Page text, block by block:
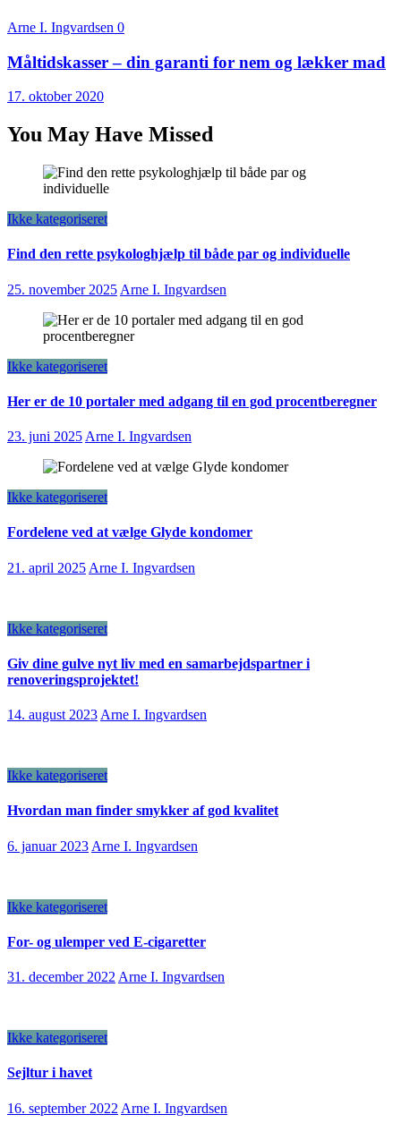
Arne I. Ingvardsen 0
Måltidskasser – din garanti for nem og lækker mad
17. oktober 2020
You May Have Missed
Ikke kategoriseret
Find den rette psykologhjælp til både par og individuelle
25. november 2025 Arne I. Ingvardsen
Ikke kategoriseret
Her er de 10 portaler med adgang til en god procentberegner
23. juni 2025 Arne I. Ingvardsen
Ikke kategoriseret
Fordelene ved at vælge Glyde kondomer
21. april 2025 Arne I. Ingvardsen
Ikke kategoriseret
Giv dine gulve nyt liv med en samarbejdspartner i
renoveringsprojektet!
14. august 2023 Arne I. Ingvardsen
Ikke kategoriseret
Hvordan man finder smykker af god kvalitet
6. januar 2023 Arne I. Ingvardsen
Ikke kategoriseret
For- og ulemper ved E-cigaretter
31. december 2022 Arne I. Ingvardsen
Ikke kategoriseret
Sejltur i havet
16. september 2022 Arne I. Ingvardsen